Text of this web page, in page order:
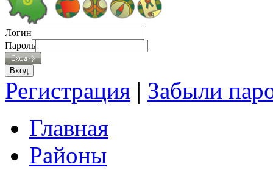
Логин
Пароль
Регистрация | Забыли
Главная
Районы